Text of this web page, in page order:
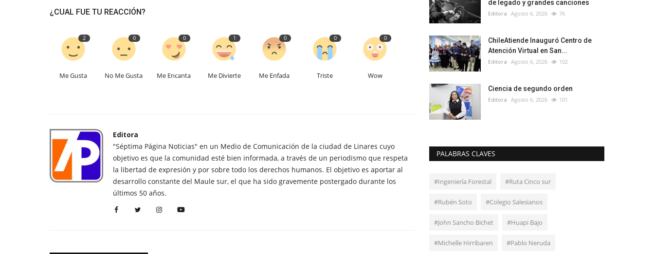
¿CUAL FUE TU REACCIÓN?
2
Me Gusta
0
No Me Gusta
0
Me Encanta
1
Me Divierte
0
Me Enfada
0
Triste
0
Wow
Editora
"Séptima Página Noticias" en un Medio de Comunicación de la ciudad de Linares cuyo
objetivo es que la comunidad esté bien informada, a través de un periodismo que respeta
la libertad de expresión y por sobre todo los derechos humanos. El objetivo es aportar al
desarrollo constante del Maule sur, el que ha sido gravemente postergado durante los
últimos 50 años.
de legado y grandes canciones
Editora Agosto 6, 2026 76
ChileAtiende Inauguró Centro de
Atención Virtual en San...
Editora Agosto 6, 2026 102
Ciencia de segundo orden
Editora Agosto 6, 2026 101
PALABRAS CLAVES
#Ingeniería Forestal #Ruta Cinco sur
#Rubén Soto #Colegio Salesianos
#John Sancho Bichet #Huapi Bajo
#Michelle Hirribaren #Pablo Neruda